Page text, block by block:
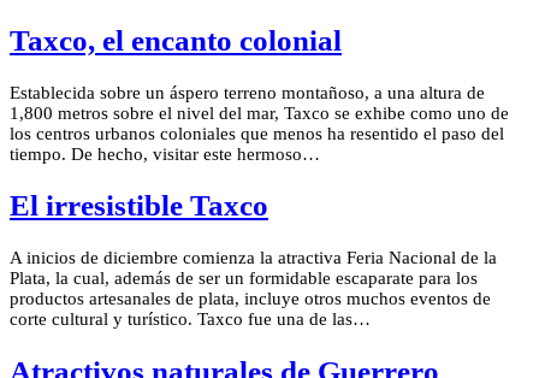
Taxco, el encanto colonial
Establecida sobre un áspero terreno montañoso, a una altura de
1,800 metros sobre el nivel del mar, Taxco se exhibe como uno de
los centros urbanos coloniales que menos ha resentido el paso del
tiempo. De hecho, visitar este hermoso…
El irresistible Taxco
A inicios de diciembre comienza la atractiva Feria Nacional de la
Plata, la cual, además de ser un formidable escaparate para los
productos artesanales de plata, incluye otros muchos eventos de
corte cultural y turístico. Taxco fue una de las…
Atractivos naturales de Guerrero